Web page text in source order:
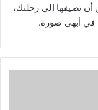
تضيفها إلى رحلتك،
في أبهى صورة.